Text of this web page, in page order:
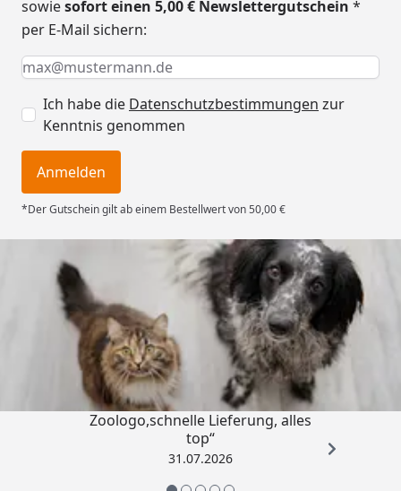
sowiesofort einen 5,00 € Newslettergutschein *
per E-Mail sichern:
Keine Eingabe erforderlich
Eingabe erforderlich
E-Mail *
Ich habe die Datenschutzbestimmungen zur
Kenntnis genommen
Anmelden
*Der Gutschein gilt ab einem Bestellwert von 50,00 €
Trusted Shops
4,73/ 5
„Gute Erfahrung mit
Zoologo,schnelle Lieferung, alles
top“
31.07.2026